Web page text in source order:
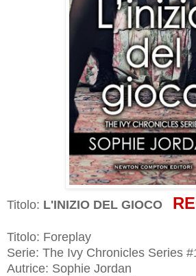
Titolo: L'INIZIO DEL GIOCO
Titolo: Foreplay
Serie: The Ivy Chronicles Series
Autrice: Sophie Jordan